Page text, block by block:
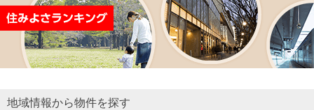
物
件
を
す
探す
試算
売却向け
周辺相場
住まい1プ
ック版）
地域情報から物件を探す